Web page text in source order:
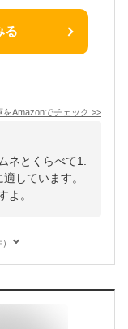
る
をAmazonでチェック >>
ネとくらべて1.
しています。
よ。